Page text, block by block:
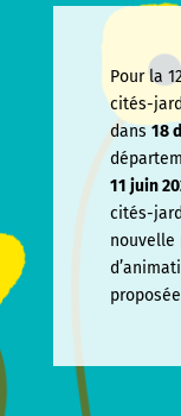
Pour la
cités-
dans18
11 juin
cités-
nouvelle